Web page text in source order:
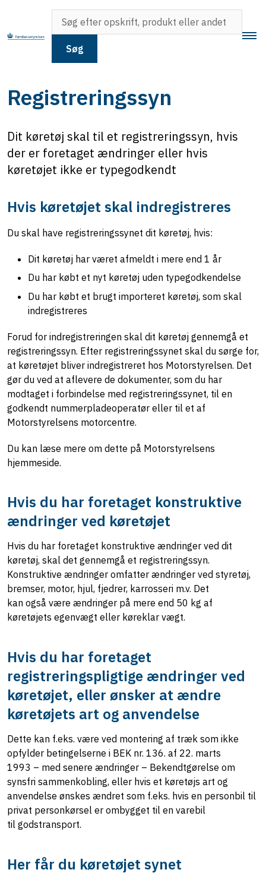
Søg
Registreringssyn
Dit køretøj skal til et registreringssyn, hvis
der er foretaget ændringer eller hvis
køretøjet ikke er typegodkendt
Hvis køretøjet skal indregistreres
Du skal have registreringssynet dit køretøj, hvis:
Dit køretøj har været afmeldt i mere end 1 år
Du har købt et nyt køretøj uden typegodkendelse
Du har købt et brugt importeret køretøj, som skal
indregistreres
Forud for indregistreringen skal dit køretøj gennemgå et
registreringssyn. Efter registreringssynet skal du sørge for,
at køretøjet bliver indregistreret hos Motorstyrelsen. Det
gør du ved at aflevere de dokumenter, som du har
modtaget i forbindelse med registreringssynet, til en
godkendt nummerpladeoperatør eller til et af
Motorstyrelsens motorcentre.
Du kan læse mere om dette på Motorstyrelsens
hjemmeside.
Hvis du har foretaget konstruktive
ændringer ved køretøjet
Hvis du har foretaget konstruktive ændringer ved dit
køretøj, skal det gennemgå et registreringssyn.
Konstruktive ændringer omfatter ændringer ved styretøj,
bremser, motor, hjul, fjedrer, karrosseri m.v. Det
kan også være ændringer på mere end 50 kg af
køretøjets egenvægt eller køreklar vægt.
Hvis du har foretaget
registreringspligtige ændringer ved
køretøjet, eller ønsker at ændre
køretøjets art og anvendelse
Dette kan f.eks. være ved montering af træk som ikke
opfylder betingelserne i BEK nr. 136. af 22. marts
1993 – med senere ændringer – Bekendtgørelse om
synsfri sammenkobling, eller hvis et køretøjs art og
anvendelse ønskes ændret som f.eks. hvis en personbil til
privat personkørsel er ombygget til en varebil
til godstransport.
Her får du køretøjet synet